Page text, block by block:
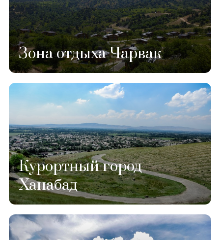
Зона отдыха Чарвак
Курортный город
Ханабад